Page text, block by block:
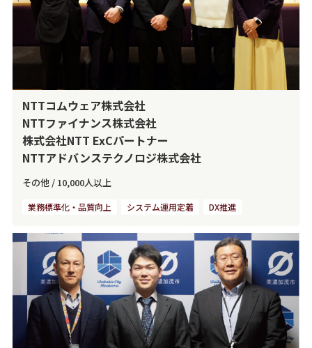
NTTコムウェア株式会社
NTTファイナンス株式会社
株式会社NTT ExCパートナー
NTTアドバンステクノロジ株式会社
その他 / 10,000人以上
業務標準化・品質向上 システム運用定着 DX推進